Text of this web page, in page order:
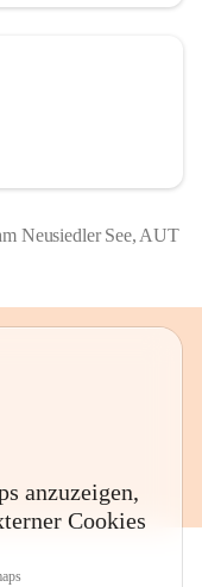
Neusiedler See, AUT
anzuzeigen,
Cookies